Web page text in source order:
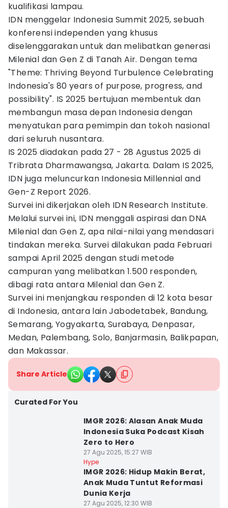
kualifikasi lampau.
IDN menggelar Indonesia Summit 2025, sebuah
konferensi independen yang khusus
diselenggarakan untuk dan melibatkan generasi
Milenial dan Gen Z di Tanah Air. Dengan tema
"Theme: Thriving Beyond Turbulence Celebrating
Indonesia's 80 years of purpose, progress, and
possibility". IS 2025 bertujuan membentuk dan
membangun masa depan Indonesia dengan
menyatukan para pemimpin dan tokoh nasional
dari seluruh nusantara.
IS 2025 diadakan pada 27 - 28 Agustus 2025 di
Tribrata Dharmawangsa, Jakarta. Dalam IS 2025,
IDN juga meluncurkan Indonesia Millennial and
Gen-Z Report 2026.
Survei ini dikerjakan oleh IDN Research Institute.
Melalui survei ini, IDN menggali aspirasi dan DNA
Milenial dan Gen Z, apa nilai-nilai yang mendasari
tindakan mereka. Survei dilakukan pada Februari
sampai April 2025 dengan studi metode
campuran yang melibatkan 1.500 responden,
dibagi rata antara Milenial dan Gen Z.
Survei ini menjangkau responden di 12 kota besar
di Indonesia, antara lain Jabodetabek, Bandung,
Semarang, Yogyakarta, Surabaya, Denpasar,
Medan, Palembang, Solo, Banjarmasin, Balikpapan,
dan Makassar.
Share Article
Curated For You
IMGR 2026: Alasan Anak Muda
Indonesia Suka Podcast Kisah
Zero to Hero
27 Agu 2025, 15:27 WIB
Hype
IMGR 2026: Hidup Makin Berat,
Anak Muda Tuntut Reformasi
Dunia Kerja
27 Agu 2025, 12:30 WIB